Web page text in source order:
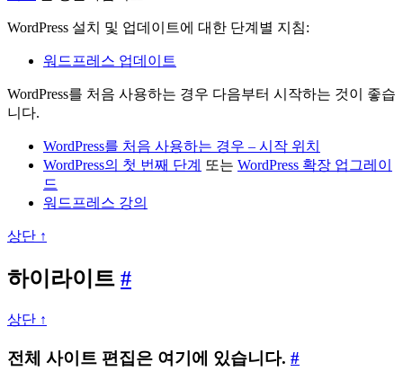
이
정
WordPress 설치 및 업데이트에 대한 단계별 지침:
워드프레스 업데이트
WordPress를 처음 사용하는 경우 다음부터 시작하는 것이 좋습
니다.
WordPress를 처음 사용하는 경우 – 시작 위치
WordPress의 첫 번째 단계
또는 WordPress 확장 업그레이
드
워드프레스 강의
상단 ↑
하이라이트 #하
이
상단 ↑
전체 사이트 편집은 여기에 있습니다. #전